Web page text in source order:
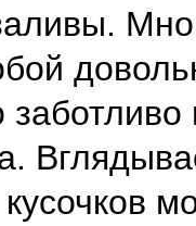
кусочков